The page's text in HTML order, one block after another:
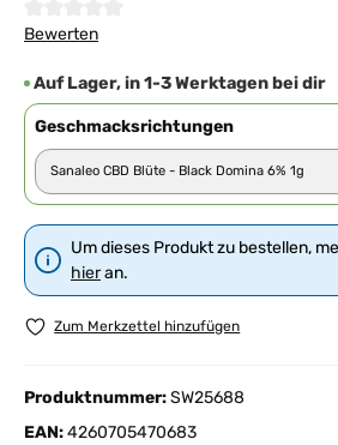
Durchschnittliche Bewertung von 0 von 5
Bewerten
Auf Lager, in 1-3 Werktagen bei dir
Geschmacksrichtungen
Um dieses Produkt zu bestellen,
hieran.
Zum Merkzettel hinzufügen
Produktnummer:SW25688
EAN:4260705470683